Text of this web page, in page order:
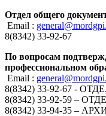
Отдел общего
Email :
8(8342) 33-92-67
По вопросам
профессиональном
Email :
8(8342) 33-92-67 -
8(8342) 33-92-59 –
8(8342) 33-94-35 –